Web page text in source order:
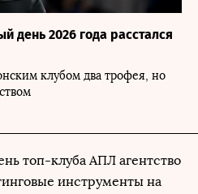
день 2026 года расстался
клубом два трофея, но
топ-клуба АПЛ агентство
инструменты на